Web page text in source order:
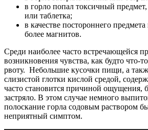
в горло попал токсичный
или таблетка;
в качестве постороннего
более магнитов.
Среди наиболее часто встречающейся
возникновения чувства, как будто что-
рвоту. Небольшие кусочки пищи, а
слизистой глотки кислой средой,
часто становится причиной ощущения,
застряло. В этом случае немного
полоскание горла содовым раствором
неприятный симптом.